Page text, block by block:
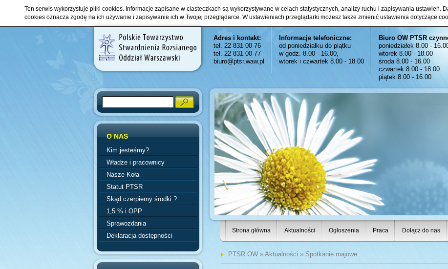
Ten serwis wykorzystuje pliki cookies. Informacje zapisane w ciasteczkach są wykorzystywane w celach statystycznych, analizy ruchu i zapisywania ustawień.
cookies oznacza zgodę na ich używanie i zapisywanie ich w Twojej przeglądarce. W ustawieniach przeglądarki możesz także zmienić ustawienia dotyczące
Adres i kontakt:
tel. 22 831 00 76
tel. 22 831 00 77
biuro@ptsr.waw.pl
Informacje telefoniczne:
od poniedziałku do piątku
w godz. 8.00 - 16.00,
wtorek i czwartek 8.00 - 18.00
Biuro OW PTSR
poniedziałek 8.00 -
wtorek 8.00 - 18.00
środa 8.00 - 16.00
czwartek 8.00 - 18.00
piątek 8.00 - 16.00
Search
O NAS
Kim jesteśmy?
Władze i pracownicy
Nasze Koła
Statut PTSR
Skąd czerpiemy środki ?
1,5 % i OPP
Sprawozdania
Deklaracja dostępności
Strona główna Aktualności Ogłoszenia Praca Dołącz do nas
PTSR OW» Aktualności » Spotkanie majowe